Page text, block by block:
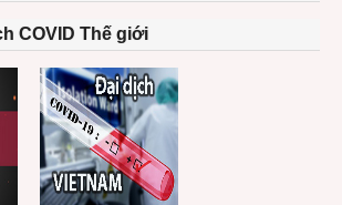
COVID Thế giới